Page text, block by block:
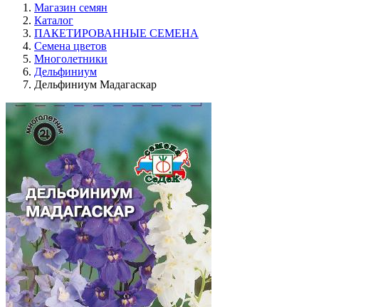
Магазин семян
Каталог
ПАКЕТИРОВАННЫЕ СЕМЕНА
Семена цветов
Многолетники
Дельфиниум
Дельфиниум Мадагаскар